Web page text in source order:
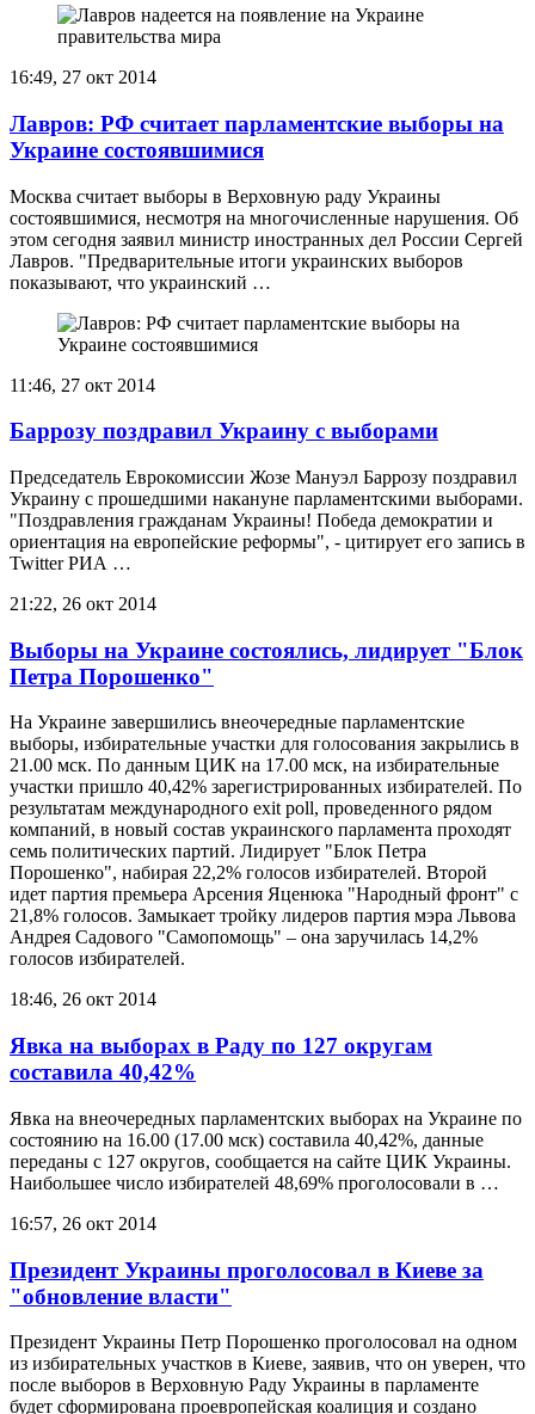
16:49, 27 окт 2014
Лавров: РФ считает парламентские выборы на
Украине состоявшимися
Москва считает выборы в Верховную раду Украины
состоявшимися, несмотря на многочисленные нарушения. Об
этом сегодня заявил министр иностранных дел России Сергей
Лавров. "Предварительные итоги украинских выборов
показывают, что украинский …
11:46, 27 окт 2014
Баррозу поздравил Украину с выборами
Председатель Еврокомиссии Жозе Мануэл Баррозу поздравил
Украину с прошедшими накануне парламентскими выборами.
"Поздравления гражданам Украины! Победа демократии и
ориентация на европейские реформы", - цитирует его запись в
Twitter РИА …
21:22, 26 окт 2014
Выборы на Украине состоялись, лидирует "Блок
Петра Порошенко"
На Украине завершились внеочередные парламентские
выборы, избирательные участки для голосования закрылись в
21.00 мск. По данным ЦИК на 17.00 мск, на избирательные
участки пришло 40,42% зарегистрированных избирателей. По
результатам международного exit poll, проведенного рядом
компаний, в новый состав украинского парламента проходят
семь политических партий. Лидирует "Блок Петра
Порошенко", набирая 22,2% голосов избирателей. Второй
идет партия премьера Арсения Яценюка "Народный фронт" с
21,8% голосов. Замыкает тройку лидеров партия мэра Львова
Андрея Садового "Самопомощь" – она заручилась 14,2%
голосов избирателей.
18:46, 26 окт 2014
Явка на выборах в Раду по 127 округам
составила 40,42%
Явка на внеочередных парламентских выборах на Украине по
состоянию на 16.00 (17.00 мск) составила 40,42%, данные
переданы с 127 округов, сообщается на сайте ЦИК Украины.
Наибольшее число избирателей 48,69% проголосовали в …
16:57, 26 окт 2014
Президент Украины проголосовал в Киеве за
"обновление власти"
Президент Украины Петр Порошенко проголосовал на одном
из избирательных участков в Киеве, заявив, что он уверен, что
после выборов в Верховную Раду Украины в парламенте
будет сформирована проевропейская коалиция и создано